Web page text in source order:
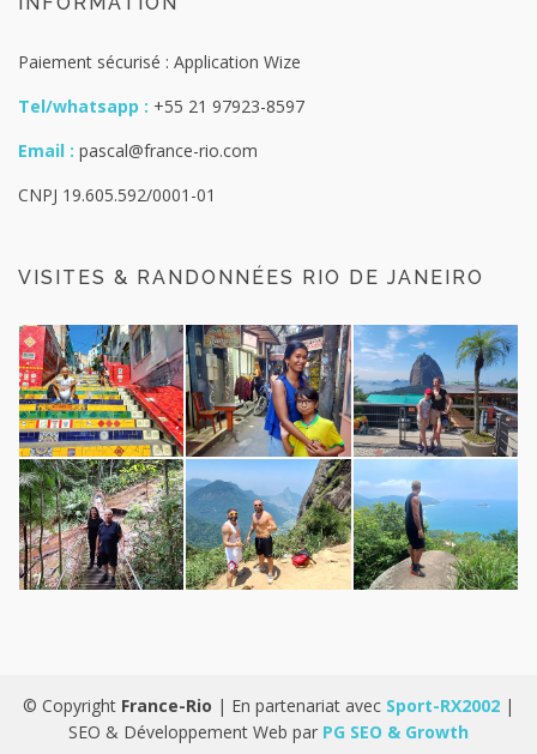
Paiement sécurisé : Application Wize
Tel/whatsapp : +55 21 97923-8597
Email : pascal@france-rio.com
CNPJ 19.605.592/0001-01
VISITES & RANDONNÉES RIO DE JANEIRO
© Copyright France-Rio | En partenariat avec Sport-RX2002 |
SEO & Développement Web par PG SEO & Growth